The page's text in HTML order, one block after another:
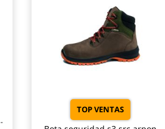
TOP VENTAS